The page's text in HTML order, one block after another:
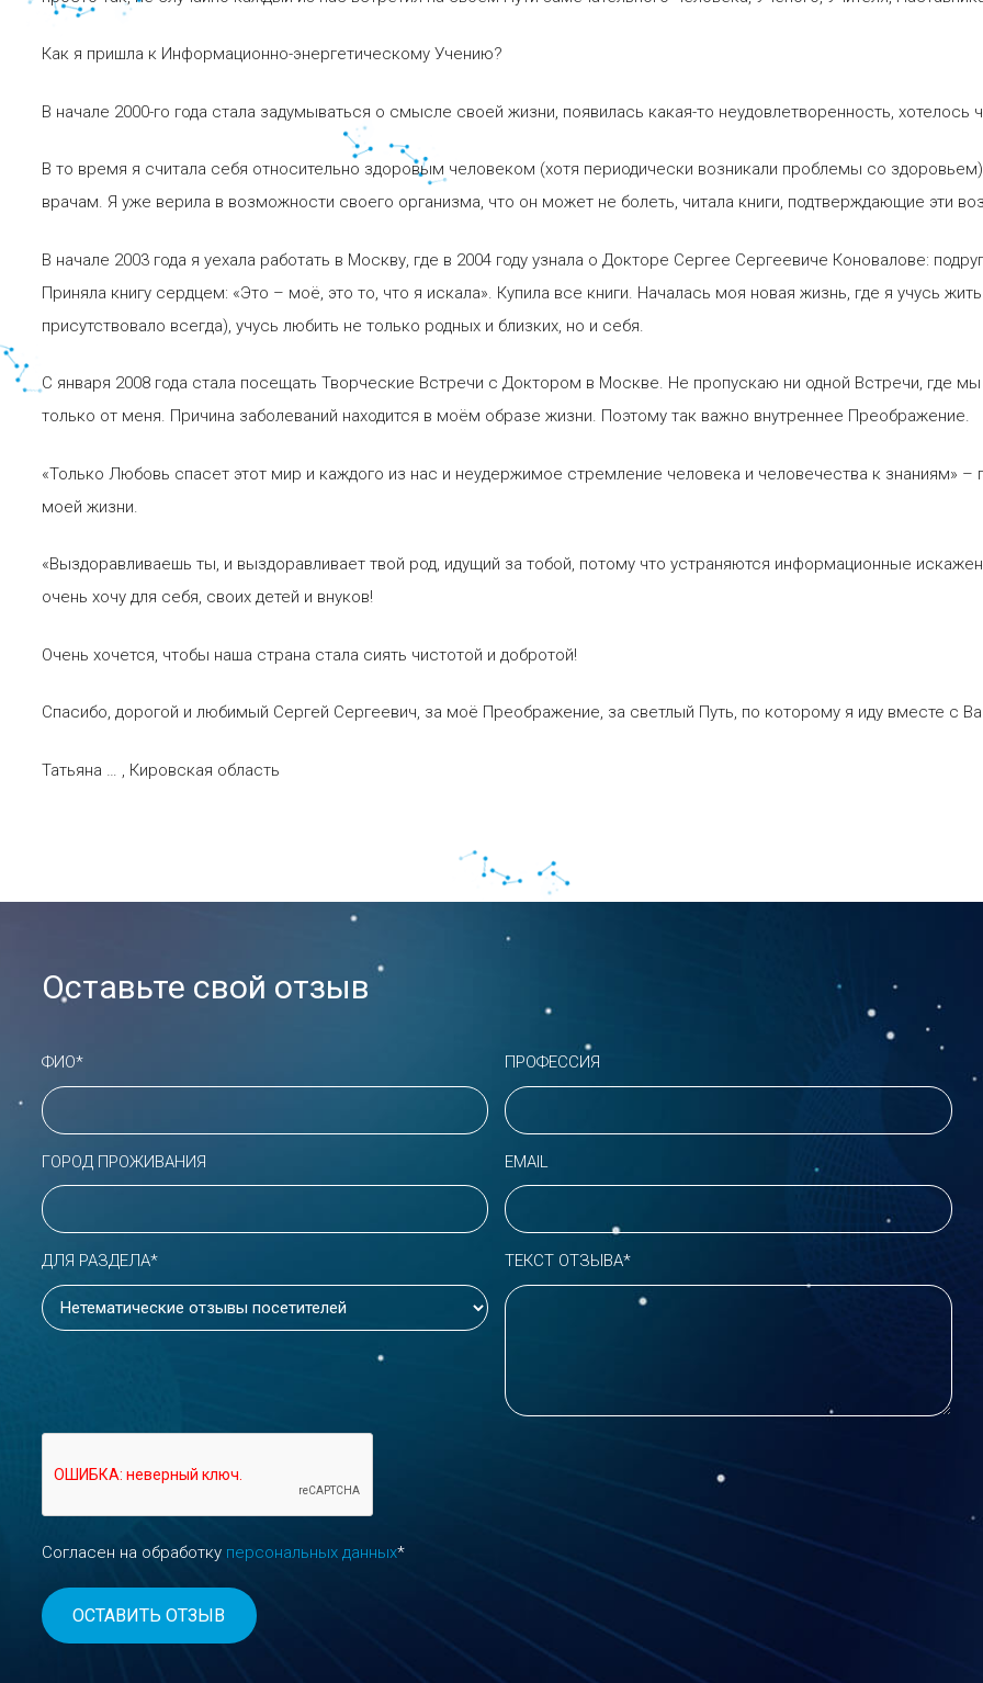
Как я пришла к Информационно-энергетическому Учению?
В начале 2000-го года стала задумываться о смысле своей жизни, появилась какая-то неудовлетворенность, хотелось
В то время я считала себя относительно здоровым человеком (хотя периодически возникали проблемы со
врачам. Я уже верила в возможности своего организма, что он может не болеть, читала книги, подтверждающие эти
В начале 2003 года я уехала работать в Москву, где в 2004 году узнала о Докторе Сергее Сергеевиче Коновалове:
Приняла книгу сердцем: «Это – моё, это то, что я искала». Купила все книги. Началась моя новая жизнь, где я учусь
присутствовало всегда), учусь любить не только родных и близких, но и себя.
С января 2008 года стала посещать Творческие Встречи с Доктором в Москве. Не пропускаю ни одной Встречи, где
только от меня. Причина заболеваний находится в моём образе жизни. Поэтому так важно внутреннее Преображение.
«Только Любовь спасет этот мир и каждого из нас и неудержимое стремление человека и человечества к знаниям»
моей жизни.
«Выздоравливаешь ты, и выздоравливает твой род, идущий за тобой, потому что устраняются информационные
очень хочу для себя, своих детей и внуков!
Очень хочется, чтобы наша страна стала сиять чистотой и добротой!
Спасибо, дорогой и любимый Сергей Сергеевич, за моё Преображение, за светлый Путь, по которому я иду вместе с
Татьяна … , Кировская область
Оставьте свой отзыв
ФИО* ПРОФЕССИЯ
ГОРОД ПРОЖИВАНИЯ EMAIL
ДЛЯ РАЗДЕЛА* ТЕКСТ ОТЗЫВА*
Согласен на обработку персональных данных*